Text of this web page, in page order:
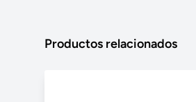
Productos relacionados